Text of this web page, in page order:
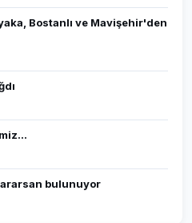
Bostanlı ve Mavişehir'den
ararsan bulunuyor